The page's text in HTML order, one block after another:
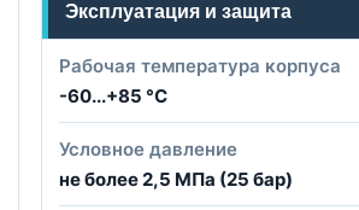
Эксплуатация и защита
Рабочая температура корпуса
-60...+85 °C
Условное давление
не более 2,5 МПа (25 бар)